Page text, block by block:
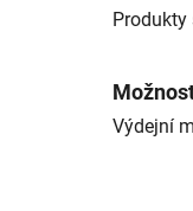
Výdejní